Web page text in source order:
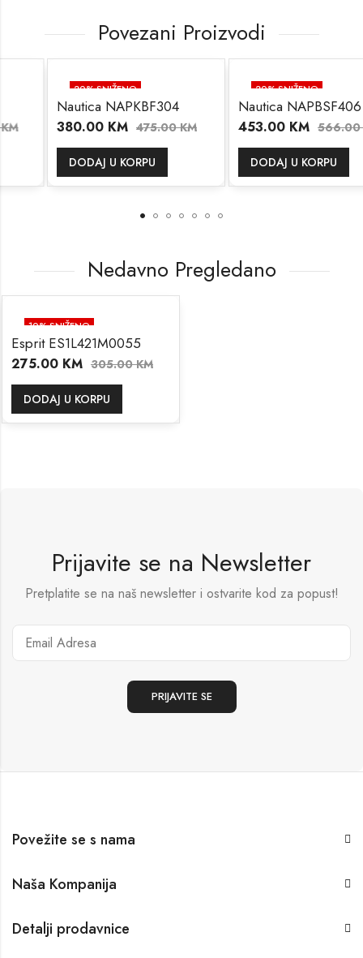
Povezani Proizvodi
% SNIŽENO
Nautica NAPKBF304
380.00KM 475.00KM
DODAJ U KORPU
% SNIŽENO
Nautica NAPBSF406
453.00KM 566.00KM
DODAJ U KORPU
Nedavno Pregledano
10% SNIŽENO
Esprit ES1L421M0055
275.00 KM 305.00KM
DODAJ U KORPU
Prijavite se na Newsletter
Pretplatite se na naš newsletter i ostvarite kod za popust!
Povežite se s nama
Naša Kompanija
Detalji prodavnice